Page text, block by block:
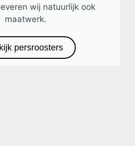
wij natuurlijk ook
maatwerk.
persroosters